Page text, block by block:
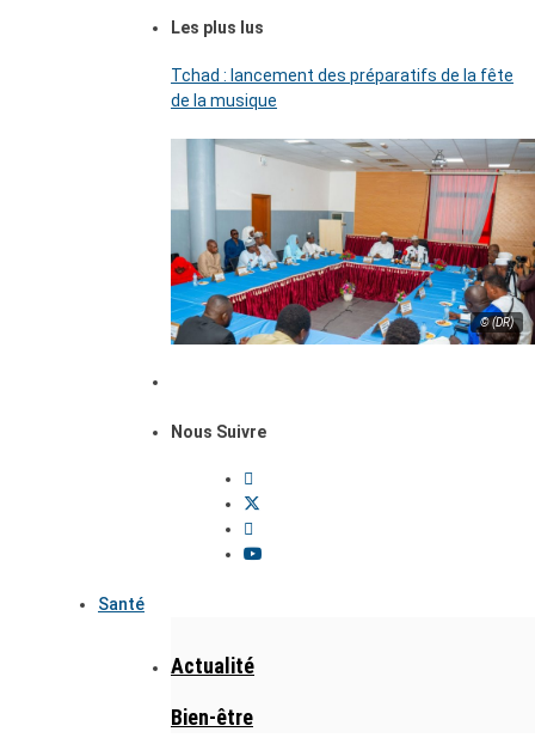
Les plus lus
Tchad : lancement des préparatifs de la fête
de la musique
© (DR)
Nous Suivre
Santé
Actualité
Bien-être